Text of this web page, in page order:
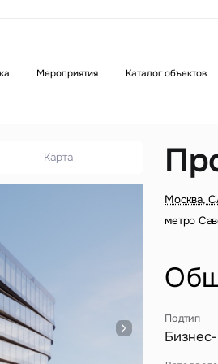
Мероприятия Каталог объектов
Москва,
метро
Подтип
Карта
звонок
поле
формат
Это
поле